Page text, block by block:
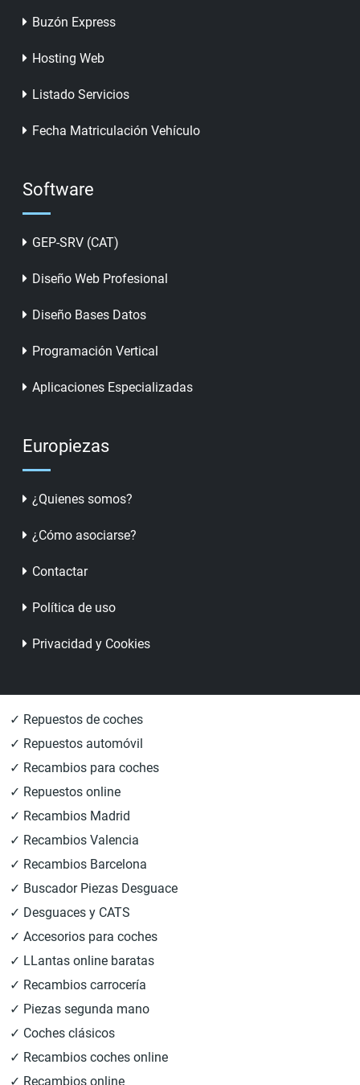
Buzón Express
Hosting Web
Listado Servicios
Fecha Matriculación Vehículo
Software
GEP-SRV (CAT)
Diseño Web Profesional
Diseño Bases Datos
Programación Vertical
Aplicaciones Especializadas
Europiezas
¿Quienes somos?
¿Cómo asociarse?
Contactar
Política de uso
Privacidad y Cookies
✓ Repuestos de coches
✓ Repuestos automóvil
✓ Recambios para coches
✓ Repuestos online
✓ Recambios Madrid
✓ Recambios Valencia
✓ Recambios Barcelona
✓ Buscador Piezas Desguace
✓ Desguaces y CATS
✓ Accesorios para coches
✓ LLantas online baratas
✓ Recambios carrocería
✓ Piezas segunda mano
✓ Coches clásicos
✓ Recambios coches online
✓ Recambios online